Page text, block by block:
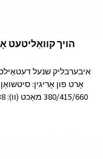
הויך קוואַליטעט
איבערבליק שנעל דעטאַילס